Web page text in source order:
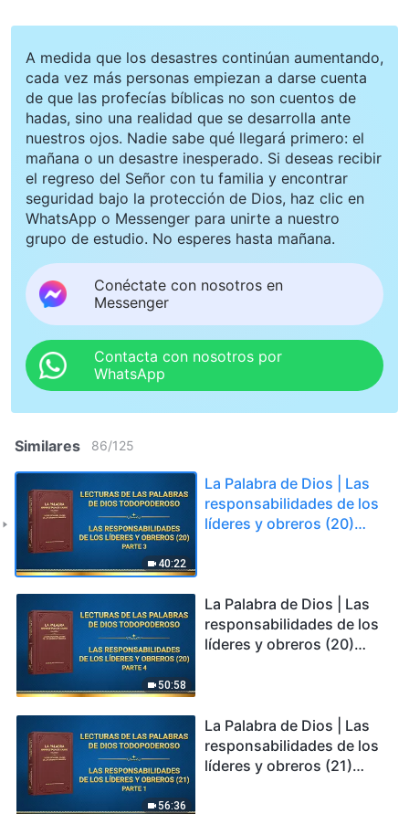
A medida que los desastres continúan aumentando,
cada vez más personas empiezan a darse cuenta
de que las profecías bíblicas no son cuentos de
hadas, sino una realidad que se desarrolla ante
nuestros ojos. Nadie sabe qué llegará primero: el
mañana o un desastre inesperado. Si deseas recibir
el regreso del Señor con tu familia y encontrar
seguridad bajo la protección de Dios, haz clic en
WhatsApp o Messenger para unirte a nuestro
grupo de estudio. No esperes hasta mañana.
Conéctate con nosotros en
Messenger
Contacta con nosotros por
WhatsApp
Similares 86/125
40:22
La Palabra de Dios | Las
responsabilidades de los
líderes y obreros (20)
50:58
La Palabra de Dios | Las
responsabilidades de los
líderes y obreros (20)
56:36
La Palabra de Dios | Las
responsabilidades de los
líderes y obreros (21)